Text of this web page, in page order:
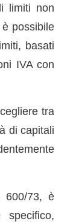
limiti non
possibile
basati
IVA con
tra
di capitali
600/73, è